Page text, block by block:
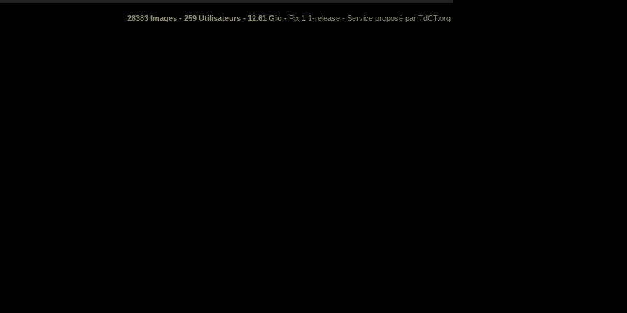
28383 Images - 259 Utilisateurs - 12.61 Gio - Pix 1.1-release - Service proposé par TdCT.org